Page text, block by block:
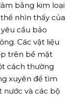
bằng kim loại
nhìn thấy của
cầu bảo
Các vật liệu
trên bề mặt
cách thường
xuyên để tìm
nước và các bộ